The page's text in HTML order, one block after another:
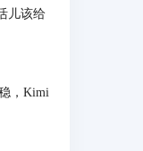
儿该给
，Kimi